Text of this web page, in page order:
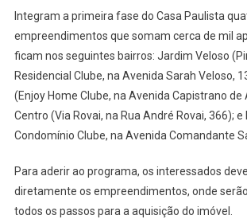
Integram a primeira fase do Casa Paulista
empreendimentos que somam cerca de mil
ficam nos seguintes bairros: Jardim Veloso
Residencial Clube, na Avenida Sarah Veloso,
(Enjoy Home Clube, na Avenida Capistrano de
Centro (Via Rovai, na Rua André Rovai, 366);
Condomínio Clube, na Avenida Comandante
Para aderir ao programa, os interessados
diretamente os empreendimentos, onde
todos os passos para a aquisição do imóvel.